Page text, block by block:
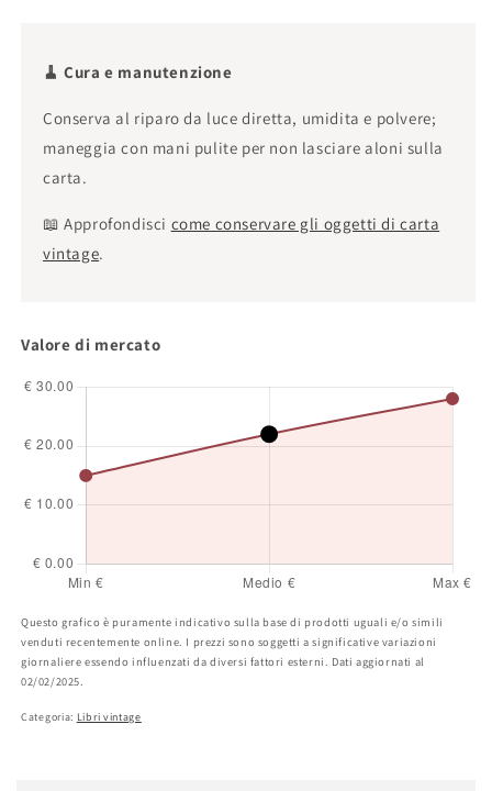
🧹 Cura e manutenzione
Conserva al riparo da luce diretta, umidita e polvere;
maneggia con mani pulite per non lasciare aloni sulla
carta.
📖 Approfondisci come conservare gli oggetti di carta
vintage.
Valore di mercato
Questo grafico è puramente indicativo sulla base di prodotti uguali e/o simili
venduti recentemente online. I prezzi sono soggetti a significative variazioni
giornaliere essendo influenzati da diversi fattori esterni. Dati aggiornati al
02/02/2025.
Categoria: Libri vintage